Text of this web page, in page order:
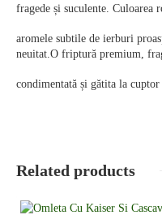
fragede și suculente. Culoarea
aromele subtile de ierburi
neuitat.O friptură premium,
condimentată și gătita la cuptor
Related products